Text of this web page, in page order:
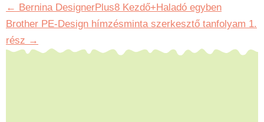
Bernina DesignerPlus8 Kezdő+Haladó egyben
Brother PE-Design hímzésminta szerkesztő tanfolyam 1.
rész